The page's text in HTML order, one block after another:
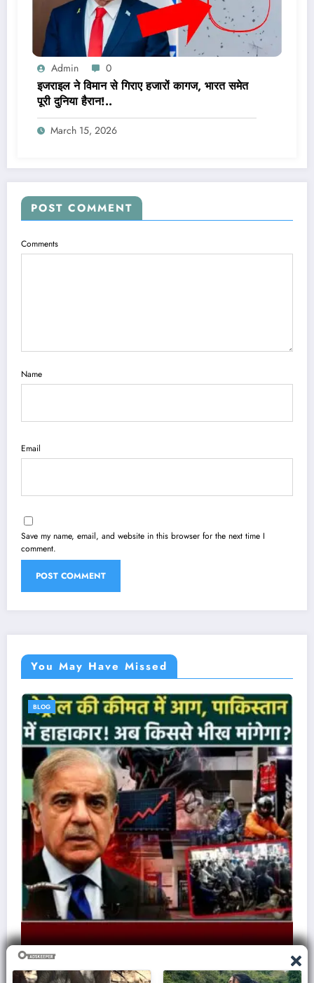
Admin 0
इजराइल ने विमान से गिराए हजारों कागज, भारत समेत
पूरी दुनिया हैरान!..
March 15, 2026
POST COMMENT
Comments
Name
Email
Save my name, email, and website in this browser for the next time I
comment.
You May Have Missed
BLOG